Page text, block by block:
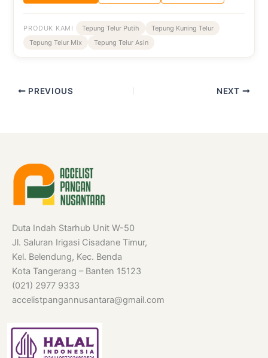
PRODUK KAMI Tepung Telur Putih
Tepung Kuning Telur
Tepung Telur Mix
Tepung Telur Asin
PREVIOUS NEXT
Duta Indah Starhub Unit W-50
Jl. Saluran Irigasi Cisadane Timur,
Kel. Belendung, Kec. Benda
Kota Tangerang – Banten 15123
(021) 2977 9333
accelistpangannusantara@gmail.com